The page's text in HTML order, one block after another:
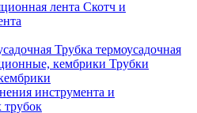
Скотч и
Трубка термоусадочная
Трубки